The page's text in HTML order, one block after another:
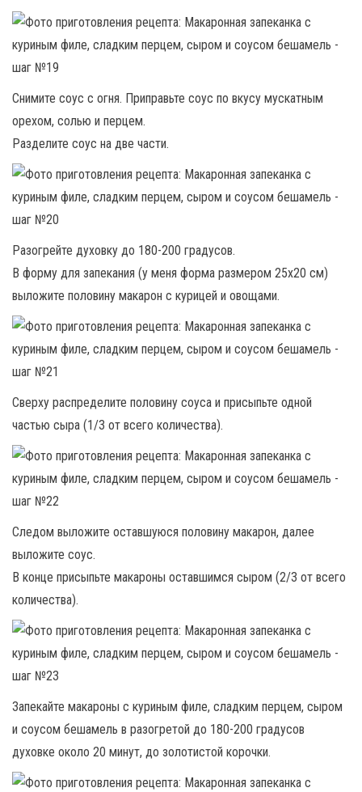
Снимите соус с огня. Приправьте соус по вкусу мускатным
орехом, солью и перцем.
Разделите соус на две части.
Разогрейте духовку до 180-200 градусов.
В форму для запекания (у меня форма размером 25х20 см)
выложите половину макарон с курицей и овощами.
Сверху распределите половину соуса и присыпьте одной
частью сыра (1/3 от всего количества).
Следом выложите оставшуюся половину макарон, далее
выложите соус.
В конце присыпьте макароны оставшимся сыром (2/3 от всего
количества).
Запекайте макароны с куриным филе, сладким перцем, сыром
и соусом бешамель в разогретой до 180-200 градусов
духовке около 20 минут, до золотистой корочки.